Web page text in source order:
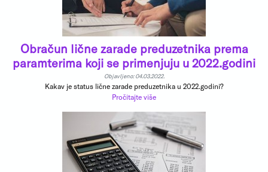
Obračun lične zarade preduzetnika prema
paramterima koji se primenjuju u 2022.godini
Objavljeno: 04.03.2022.
Kakav je status lične zarade preduzetnika u 2022.godini?
Pročitajte više